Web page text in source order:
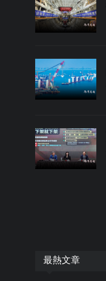
最熱文章